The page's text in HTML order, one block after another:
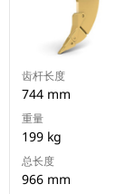
齿杆长度
744 mm
重量
199 kg
总长度
966 mm